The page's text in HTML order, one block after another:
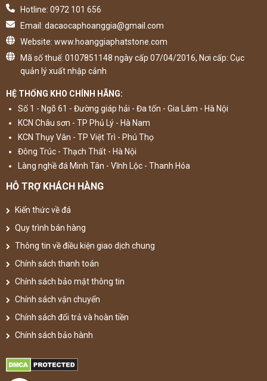
Hotline: 0972 101 656
Email: dacaocaphoanggia@gmail.com
Website: www.hoanggiaphatstone.com
Mã số thuế: 0107851148 ngày cấp 07/04/2016, Nơi cấp: Cục
quản lý xuất nhập cảnh
HỆ THỐNG KHO CHÍNH HÃNG:
Số 1 - Ngõ 61 - Đường giáp hải - Đa tốn - Gia Lâm - Hà Nội
KCN Châu sơn - TP Phủ Lý - Hà Nam
KCN Thụy Vân - TP Việt Trì - Phú Thọ
Đông Trúc - Thạch Thất - Hà Nội
Làng nghề đá Minh Tân - Vĩnh Lộc - Thanh Hóa
HỖ TRỢ KHÁCH HÀNG
Kiến thức về đá
Quy trình bán hàng
Thông tin về điều kiện giao dịch chung
Chính sách thanh toán
Chính sách bảo mật thông tin
Chính sách vận chuyển
Chính sách đổi trả và hoàn tiền
Chính sách bảo hành